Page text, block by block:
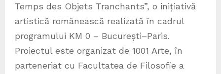
Temps des Objets Tranchants”, o inițiativă
artistică românească realizată în cadrul
programului KM 0 – București–Paris.
Proiectul este organizat de 1001 Arte, în
parteneriat cu Facultatea de Filosofie a